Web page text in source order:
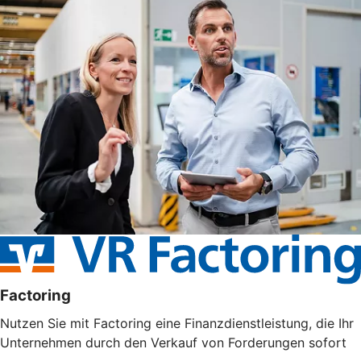
Factoring
Nutzen Sie mit Factoring eine Finanzdienstleistung, die Ihr
Unternehmen durch den Verkauf von Forderungen sofort